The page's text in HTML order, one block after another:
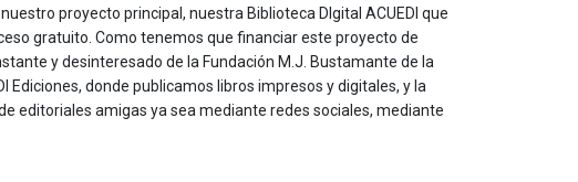
proyecto principal, nuestra Biblioteca DIgital ACUEDI que
gratuito. Como tenemos que financiar este proyecto de
y desinteresado de la Fundación M.J. Bustamante de la
Ediciones, donde publicamos libros impresos y digitales, y la
editoriales amigas ya sea mediante redes sociales, mediante